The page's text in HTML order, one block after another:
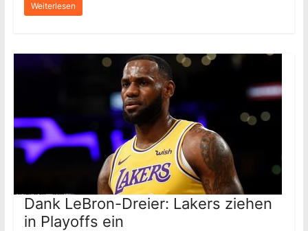
Weiterlesen
Dank LeBron-Dreier: Lakers ziehen
in Playoffs ein